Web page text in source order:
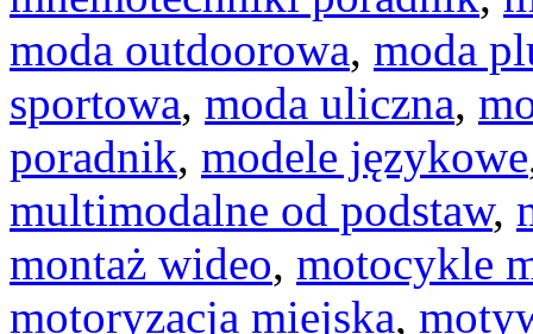
moda outdoorowa, moda
sportowa, moda uliczna,
poradnik, modele językowe
multimodalne od podstaw,
montaż wideo, motocykle
motoryzacja miejska,